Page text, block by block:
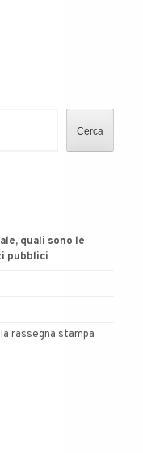
Cerca
quali sono le
pubblici
rassegna stampa